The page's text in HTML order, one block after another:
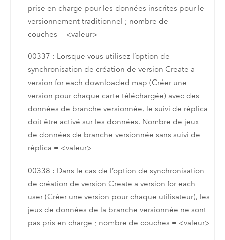
prise en charge pour les données inscrites pour le
versionnement traditionnel ; nombre de
couches = <valeur>
00337 : Lorsque vous utilisez l’option de
synchronisation de création de version Create a
version for each downloaded map (Créer une
version pour chaque carte téléchargée) avec des
données de branche versionnée, le suivi de réplica
doit être activé sur les données. Nombre de jeux
de données de branche versionnée sans suivi de
réplica = <valeur>
00338 : Dans le cas de l’option de synchronisation
de création de version Create a version for each
user (Créer une version pour chaque utilisateur), les
jeux de données de la branche versionnée ne sont
pas pris en charge ; nombre de couches = <valeur>